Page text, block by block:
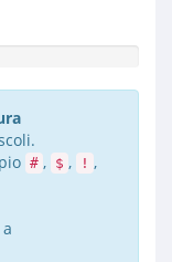
# , $ , ! ,